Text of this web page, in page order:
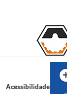
Acessibilidade